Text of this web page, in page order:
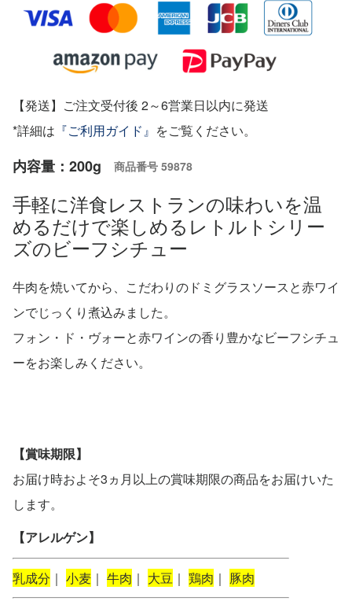
【発送】ご注文受付後 2～6営業日以内に発送
*詳細は 『ご利用ガイド』 をご覧ください。
内容量：200g 商品番号 59878
手軽に洋食レストランの味わいを温
めるだけで楽しめるレトルトシリー
ズのビーフシチュー
牛肉を焼いてから、こだわりのドミグラスソースと赤ワイ
ンでじっくり煮込みました。
フォン・ド・ヴォーと赤ワインの香り豊かなビーフシチュ
ーをお楽しみください。
【賞味期限】
お届け時およそ3ヵ月以上の賞味期限の商品をお届けいた
します。
【アレルゲン】
乳成分 ｜ 小麦 ｜ 牛肉 ｜ 大豆 ｜ 鶏肉 ｜ 豚肉